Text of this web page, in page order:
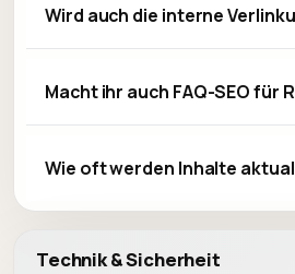
Wird auch die interne
Macht ihr auch FAQ-SEO für
Wie oft werden Inhalte
Technik & Sicherheit